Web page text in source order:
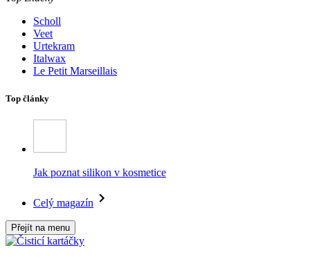
Scholl
Veet
Urtekram
Italwax
Le Petit Marseillais
Top články
Jak poznat silikon v kosmetice
Celý magazín
Přejít na menu